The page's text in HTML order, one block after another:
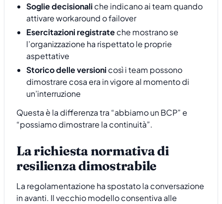
Soglie decisionali che indicano ai team quando
attivare workaround o failover
Esercitazioni registrateche mostrano se
l’organizzazione ha rispettato le proprie
aspettative
Storico delle versioni così i team possono
dimostrare cosa era in vigore al momento di
un’interruzione
Questa è la differenza tra “abbiamo un BCP” e
“possiamo dimostrare la continuità”.
La richiesta normativa di
resilienza dimostrabile
La regolamentazione ha spostato la conversazione
in avanti. Il vecchio modello consentiva alle